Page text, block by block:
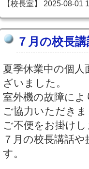
【校長室】 2025-08-01
７月の校長
夏季休業中の個
ざいました。
室外機の故障に
ご協力いただき
ご不便をお掛け
７月の校長講話
す。